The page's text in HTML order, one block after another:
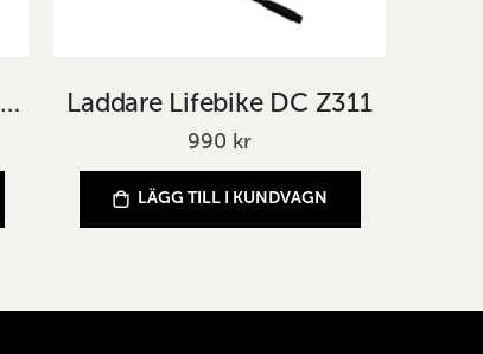
SHIMANO Batteriladdare EC-6002 2A Laddare Lifebike DC Z311
990 kr
LÄGG TILL I KUNDVAGN